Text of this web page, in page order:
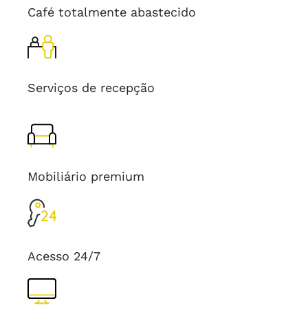
Café totalmente abastecido
Serviços de recepção
Mobiliário premium
Acesso 24/7